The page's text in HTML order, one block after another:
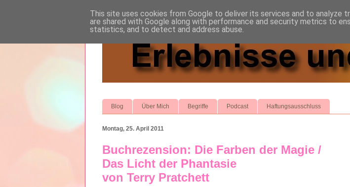
Blog Über Mich Begriffe Podcast Haftungsausschluss
Montag, 25. April 2011
Buchrezension: Die Farben der Magie /
Das Licht der Phantasie
von Terry Pratchett
This site uses cookies from Google to deliver its services and to analyze
are shared with Google along with performance and security metrics to
statistics, and to detect and address abuse.